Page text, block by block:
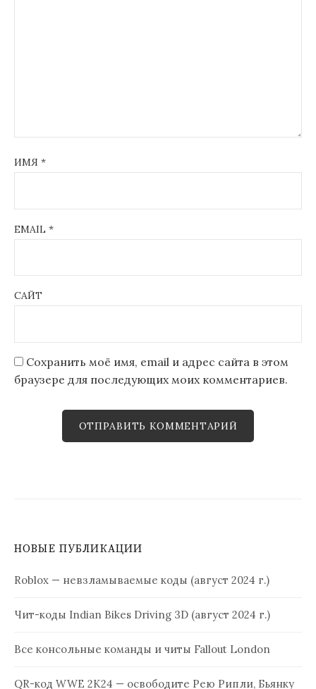
ИМЯ *
EMAIL *
САЙТ
Сохранить моё имя, email и адрес сайта в этом
браузере для последующих моих комментариев.
НОВЫЕ ПУБЛИКАЦИИ
Roblox — невзламываемые коды (август 2024 г.)
Чит-коды Indian Bikes Driving 3D (август 2024 г.)
Все консольные команды и читы Fallout London
QR-код WWE 2K24 — освободите Рею Рипли, Бьянку